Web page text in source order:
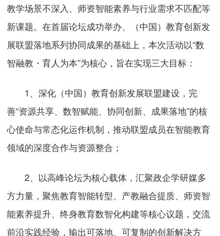
教学场景不深入、师资智能素养与行业需求不匹配等
新课题。在首届论坛成功举办、（中国）教育创新发
展联盟落地系列协同成果的基础上，本次活动以“数
智融教・育人为本”为核心，旨在实现三大目标：
1、深化（中国）教育创新发展联盟建设，完
善“资源共享、数智赋能、协同创新、成果落地”的核
心使命与常态化运作机制，推动联盟成员在智能教育
领域的深度合作与资源整合；
2、以高峰论坛为核心载体，汇聚政企学研媒多
方力量，聚焦教育智能转型、产教融合提质、师资智
能素养提升、终身教育数智化构建等核心议题，交流
前沿实践经验，输出可落地、可复制的创新解决方